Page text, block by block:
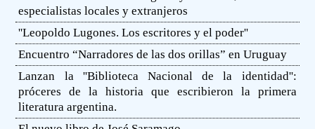
especialistas locales y extranjeros
''Leopoldo Lugones. Los escritores y el poder''
Encuentro “Narradores de las dos orillas” en Uruguay
Lanzan la ''Biblioteca Nacional de la identidad'':
próceres de la historia que escribieron la primera
literatura argentina.